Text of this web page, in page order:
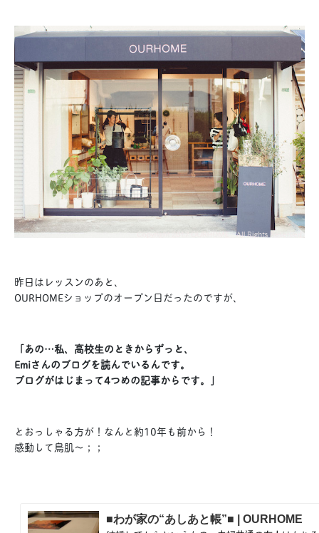
昨日はレッスンのあと、
OURHOMEショップのオープン日だったのですが、
「あの…私、高校生のときからずっと、
Emiさんのブログを読んでいるんです。
ブログがはじまって4つめの記事からです。」
とおっしゃる方が！なんと約10年も前から！
感動して鳥肌〜；；